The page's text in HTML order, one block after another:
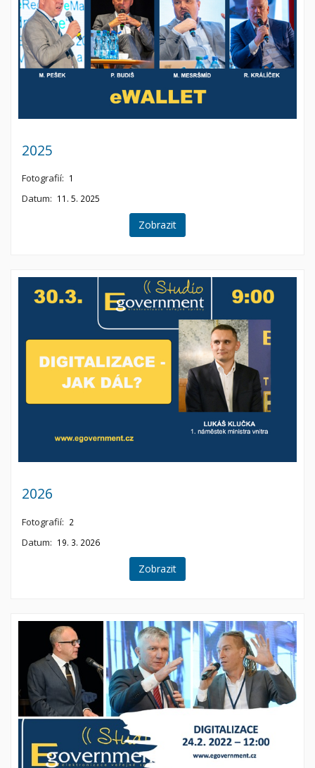
2025
Fotografií: 1
Datum: 11. 5. 2025
Zobrazit
2026
Fotografií: 2
Datum: 19. 3. 2026
Zobrazit